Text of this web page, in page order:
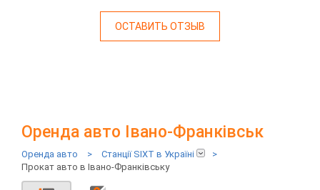
ОСТАВИТЬ ОТЗЫВ
Оренда авто Івано-Франківськ
Оренда авто > Станції SIXT в Україні
>
Прокат авто в Івано-Франківську